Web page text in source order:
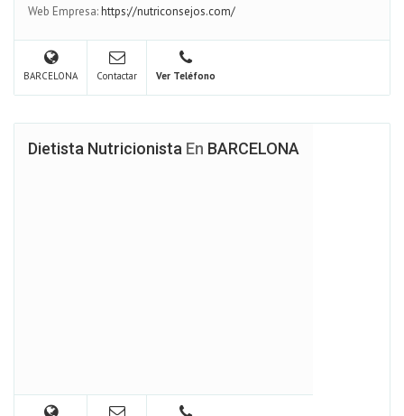
Web Empresa:https://nutriconsejos.com/
BARCELONA Contactar Ver Teléfono
Dietista Nutricionista En BARCELONA